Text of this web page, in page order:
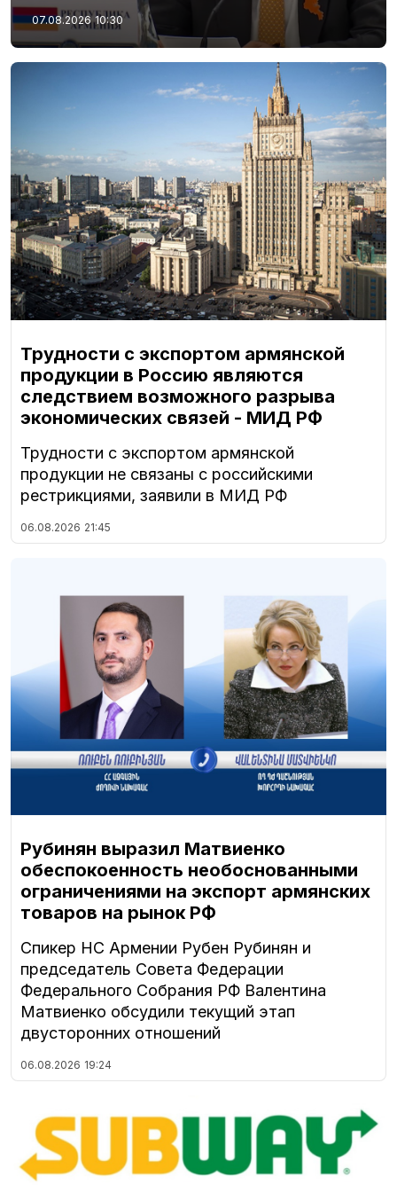
07.08.2026 10:30
Трудности с экспортом армянской
продукции в Россию являются
следствием возможного разрыва
экономических связей - МИД РФ
Трудности с экспортом армянской
продукции не связаны с российскими
рестрикциями, заявили в МИД РФ
06.08.2026 21:45
Рубинян выразил Матвиенко
обеспокоенность необоснованными
ограничениями на экспорт армянских
товаров на рынок РФ
Спикер НС Армении Рубен Рубинян и
председатель Совета Федерации
Федерального Собрания РФ Валентина
Матвиенко обсудили текущий этап
двусторонних отношений
06.08.2026 19:24